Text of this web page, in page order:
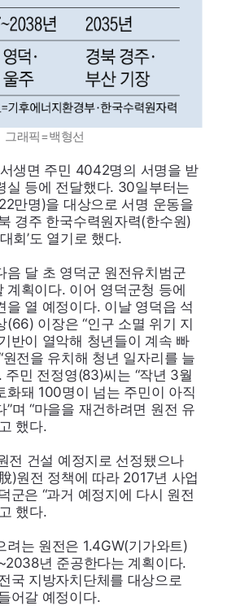
그래픽=백형선
생면 주민 4042명의 서명을 받
실 등에 전달했다. 30일부터는
만명)을 대상으로 서명 운동을
경주 한국수력원자력(한수원)
회’도 열기로 했다.
음 달 초 영덕군 원전유치범군
계획이다. 이어 영덕군청 등에
을 열 예정이다. 이날 영덕읍 석
(66) 이장은 “인구 소멸 위기 지
반이 열악해 청년들이 계속 빠
원전을 유치해 청년 일자리를 늘
주민 전정영(83)씨는 “작년 3월
화돼 100명이 넘는 주민이 아직
”며 “마을을 재건하려면 원전 유
했다.
전 건설 예정지로 선정됐으나
)원전 정책에 따라 2017년 사업
군은 “과거 예정지에 다시 원전
했다.
려는 원전은 1.4GW(기가와트)
년 준공한다는 계획이다.
국 지방자치단체를 대상으로
어갈 예정이다.